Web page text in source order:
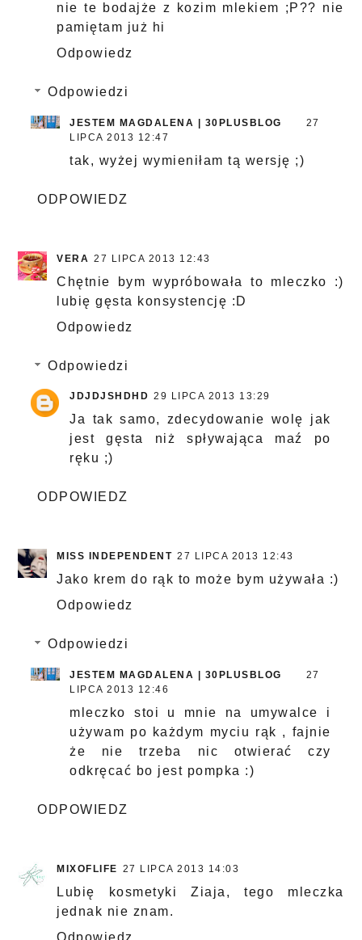
nie te bodajże z kozim mlekiem ;P?? nie
pamiętam już hi
Odpowiedz
Odpowiedzi
JESTEM MAGDALENA | 30PLUSBLOG
27
LIPCA 2013 12:47
tak, wyżej wymieniłam tą wersję ;)
ODPOWIEDZ
VERA 27 LIPCA 2013 12:43
Chętnie bym wypróbowała to mleczko :)
lubię gęsta konsystencję :D
Odpowiedz
Odpowiedzi
JDJDJSHDHD 29 LIPCA 2013 13:29
Ja tak samo, zdecydowanie wolę jak
jest gęsta niż spływająca maź po
ręku ;)
ODPOWIEDZ
MISS INDEPENDENT 27 LIPCA 2013 12:43
Jako krem do rąk to może bym używała :)
Odpowiedz
Odpowiedzi
JESTEM MAGDALENA | 30PLUSBLOG
27
LIPCA 2013 12:46
mleczko stoi u mnie na umywalce i
używam po każdym myciu rąk , fajnie
że nie trzeba nic otwierać czy
odkręcać bo jest pompka :)
ODPOWIEDZ
MIXOFLIFE 27 LIPCA 2013 14:03
Lubię kosmetyki Ziaja, tego mleczka
jednak nie znam.